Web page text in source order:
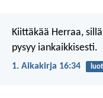
Kiittäkää Herraa,
pysyy iankaikkisesti.
1. Aikakirja 16:34